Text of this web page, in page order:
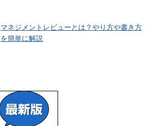
マネジメントレビューとは？やり方や書き方
を簡単に解説